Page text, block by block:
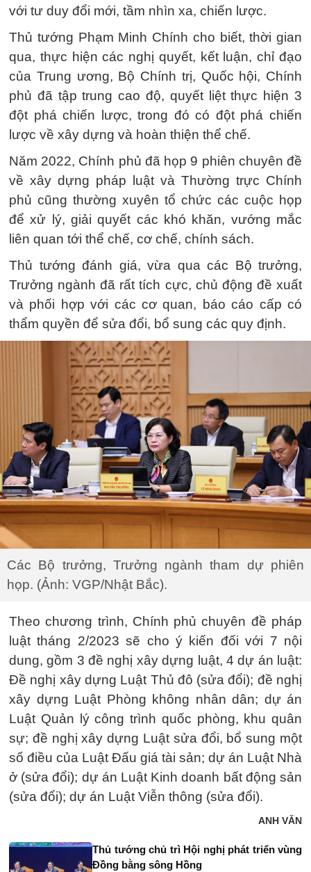
với tư duy đổi mới, tầm nhìn xa, chiến lược.
Thủ tướng Phạm Minh Chính cho biết, thời gian
qua, thực hiện các nghị quyết, kết luận, chỉ đạo
của Trung ương, Bộ Chính trị, Quốc hội, Chính
phủ đã tập trung cao độ, quyết liệt thực hiện 3
đột phá chiến lược, trong đó có đột phá chiến
lược về xây dựng và hoàn thiện thể chế.
Năm 2022, Chính phủ đã họp 9 phiên chuyên đề
về xây dựng pháp luật và Thường trực Chính
phủ cũng thường xuyên tổ chức các cuộc họp
để xử lý, giải quyết các khó khăn, vướng mắc
liên quan tới thể chế, cơ chế, chính sách.
Thủ tướng đánh giá, vừa qua các Bộ trưởng,
Trưởng ngành đã rất tích cực, chủ động đề xuất
và phối hợp với các cơ quan, báo cáo cấp có
thẩm quyền để sửa đổi, bổ sung các quy định.
Các Bộ trưởng, Trưởng ngành tham dự phiên
họp. (Ảnh: VGP/Nhật Bắc).
Theo chương trình, Chính phủ chuyên đề pháp
luật tháng 2/2023 sẽ cho ý kiến đối với 7 nội
dung, gồm 3 đề nghị xây dựng luật, 4 dự án luật:
Đề nghị xây dựng Luật Thủ đô (sửa đổi); đề nghị
xây dựng Luật Phòng không nhân dân; dự án
Luật Quản lý công trình quốc phòng, khu quân
sự; đề nghị xây dựng Luật sửa đổi, bổ sung một
số điều của Luật Đấu giá tài sản; dự án Luật Nhà
ở (sửa đổi); dự án Luật Kinh doanh bất động sản
(sửa đổi); dự án Luật Viễn thông (sửa đổi).
ANH VĂN
Thủ tướng chủ trì Hội nghị phát triển vùng
Đồng bằng sông Hồng